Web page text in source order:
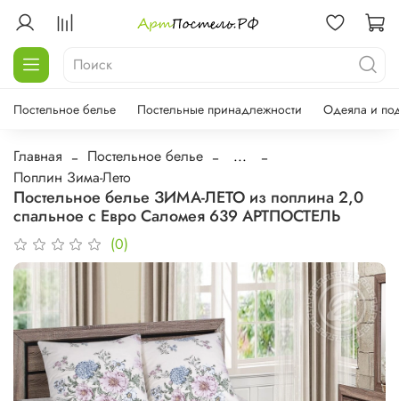
Постельное белье Постельные принадлежности Одеяла и
Главная Постельное белье
...
Поплин Зима-Лето
Постельное белье ЗИМА-ЛЕТО из поплина 2,0
спальное с Евро Саломея 639 АРТПОСТЕЛЬ
(0)